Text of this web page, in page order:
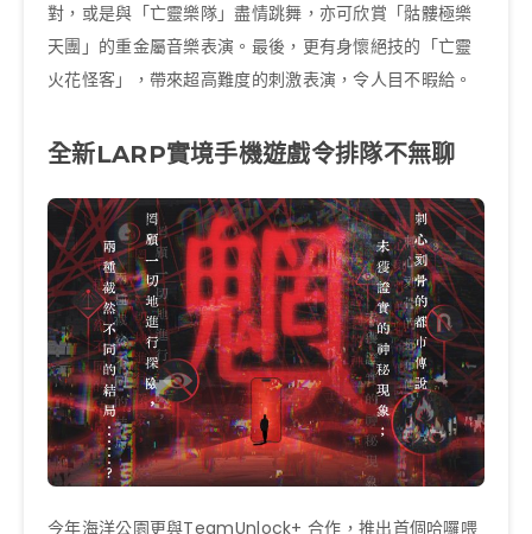
對，或是與「亡靈樂隊」盡情跳舞，亦可欣賞「骷髏極樂
天團」的重金屬音樂表演。最後，更有身懷絕技的「亡靈
火花怪客」，帶來超高難度的刺激表演，令人目不暇給。
全新LARP實境手機遊戲令排隊不無聊
今年海洋公園更與TeamUnlock+ 合作，推出首個哈囉喂